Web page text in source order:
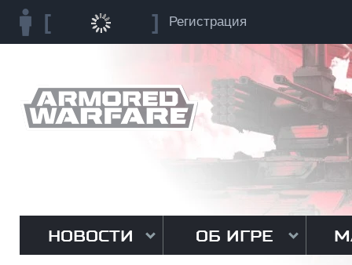
Регистрация
НОВОСТИ ОБ ИГРЕ